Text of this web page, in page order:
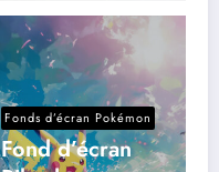
Fonds d’écran Pokémon
Fond d’écran